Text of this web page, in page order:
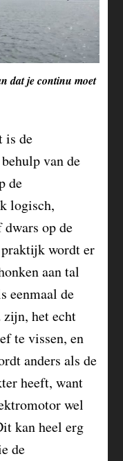
dat je continu moet
is de
van de
de
logisch,
dwars op de
wordt er
aan tal
eenmaal de
zijn, het echt
te vissen, en
anders als de
heeft, want
wel
kan heel erg
de